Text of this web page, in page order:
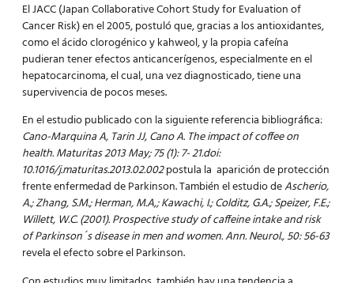
El JACC (Japan Collaborative Cohort Study for Evaluation of
Cancer Risk) en el 2005, postuló que, gracias a los antioxidantes,
como el ácido clorogénico y kahweol, y la propia cafeína
pudieran tener efectos anticancerígenos, especialmente en el
hepatocarcinoma, el cual, una vez diagnosticado, tiene una
supervivencia de pocos meses.
En el estudio publicado con la siguiente referencia bibliográfica:
Cano-Marquina A, Tarin JJ, Cano A. The impact of coffee on
health. Maturitas 2013 May; 75 (1): 7- 21.doi:
10.1016/j.maturitas.2013.02.002postula la aparición de protección
frente enfermedad de Parkinson. También el estudio deAscherio,
A.; Zhang, S.M.; Herman, M.A,; Kawachi, I.; Colditz, G.A.; Speizer, F.E.;
Willett, W.C. (2001). Prospective study of caffeine intake and risk
of Parkinson´s disease in men and women. Ann. Neurol., 50: 56-63
revela el efecto sobre el Parkinson.